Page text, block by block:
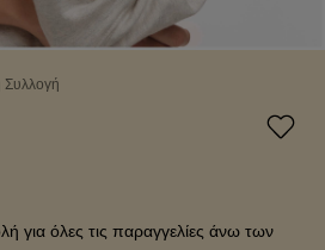
Συλλογή
για όλες τις παραγγελίες άνω των